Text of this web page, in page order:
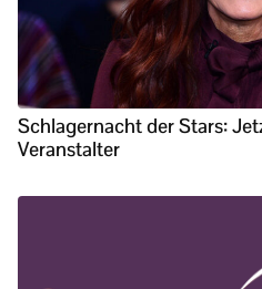
Schlagernacht der Stars:
Veranstalter